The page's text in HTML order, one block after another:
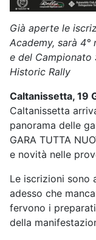
Già aperte le
Academy, sarà
e del Campionato
Historic Rally
Caltanissetta, 19
Caltanissetta
panorama delle
GARA TUTTA
e novità nelle
Le iscrizioni sono
adesso che
fervono i
della